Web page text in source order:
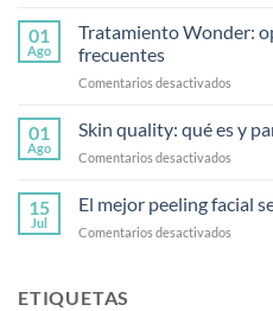
Guía
es
corporal
cómo
01
Ago
Tratamiento Wonder:
frecuentes
Comentarios desactivados
y
01
Ago
Skin quality: qué es y
Comentarios desactivados
quality:
es
15
Jul
El mejor peeling facial
Comentarios desactivados
ETIQUETAS